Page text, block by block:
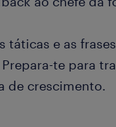
e as
te para
de crescimento.